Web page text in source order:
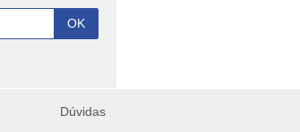
Dúvidas